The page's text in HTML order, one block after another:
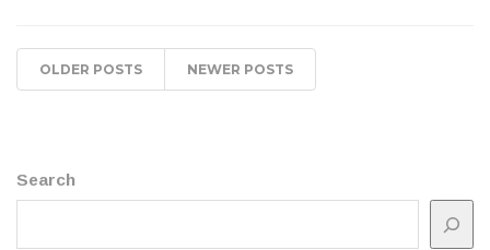
OLDER POSTS NEWER POSTS
Search